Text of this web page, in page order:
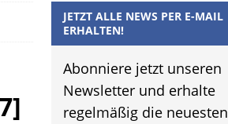
JETZT ALLE NEWS PER E-MAIL
ERHALTEN!
Abonniere jetzt unseren
Newsletter und erhalte
regelmäßig die neuesten